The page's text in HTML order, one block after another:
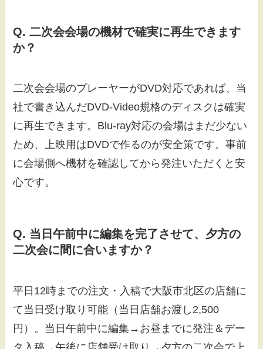
Q. 二次会会場の機材で確実に再生できます
か？
二次会会場のプレーヤーがDVD対応であれば、当
社で書き込んだDVD-Video規格のディスクは確実
に再生できます。Blu-ray対応の会場はまだ少ない
ため、上映用はDVDで作るのが安全策です。事前
に会場側へ機材を確認してから発注いただくと安
心です。
Q. 当日午前中に編集を完了させて、夕方の
二次会に間に合いますか？
平日12時までの注文・入稿で大阪市北区の店舗に
て当日受け取り可能（当日店舗お渡し2,500
円）。当日午前中に編集→お昼までに発注＆デー